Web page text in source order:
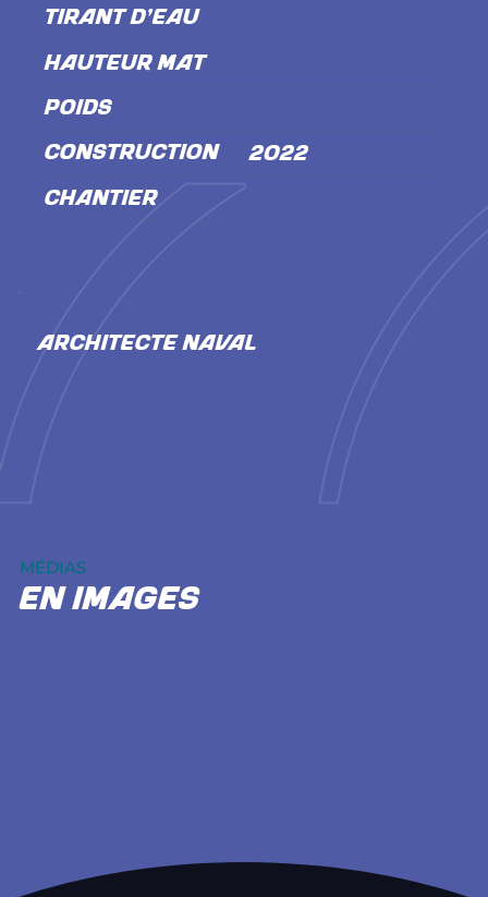
POIDS
CONSTRUCTION 2022
CHANTIER
HAUTEUR MÂT
TIRANT D'EAU
ARCHITECTE NAVAL
MÉDIAS
En images